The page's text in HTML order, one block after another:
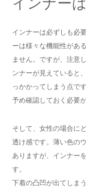
インナーは必ずしも必
ーは様々な機能性があ
ません。ですが、注意
ンナーが見えていると
っかかってしまう点です
予め確認しておく必要
そして、女性の場合に
透け感です。薄い色の
ありますが、インナー
す。
下着の凸凹が出てしま